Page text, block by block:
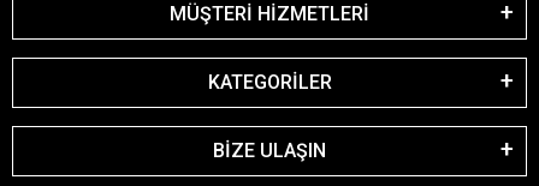
MÜŞTERİ HİZMETLERİ
KATEGORİLER
BİZE ULAŞIN